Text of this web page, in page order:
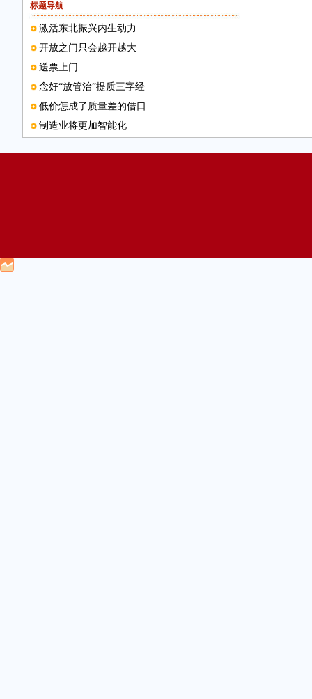
标题导航
激活东北振兴内生动力
开放之门只会越开越大
送票上门
念好“放管治”提质三字经
低价怎成了质量差的借口
制造业将更加智能化